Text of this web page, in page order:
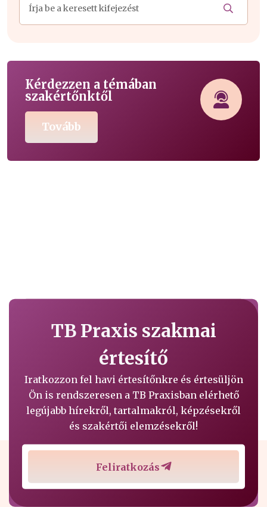
Kérdezzen a témában
szakértőnktől
Tovább
TB Praxis szakmai
értesítő
Iratkozzon fel havi értesítőnkre és értesüljön
Ön is rendszeresen a TB Praxisban elérhető
legújabb hírekről, tartalmakról, képzésekről
és szakértői elemzésekről!
Feliratkozás